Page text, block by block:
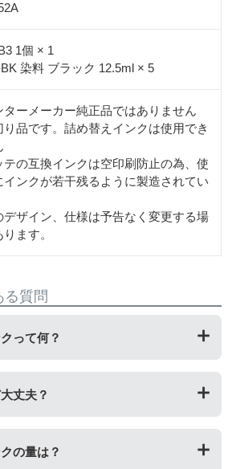
1個 × 1
染料 ブラック 12.5ml × 5
ターメーカー純正品ではありません
り品です。詰め替えインクは使用でき
テの互換インクは空印刷防止の為、使
インクが若干残るように製造されてい
デザイン、仕様は予告なく変更する場
ます。
る質問
って何？
ードパーティ製や社外品などとも言
トが低いため純正品よりも安価でご
丈夫？
リンターに適合するように作られて
の量は？